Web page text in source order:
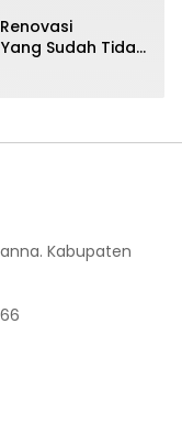
Sudah Tidak
Kabupaten